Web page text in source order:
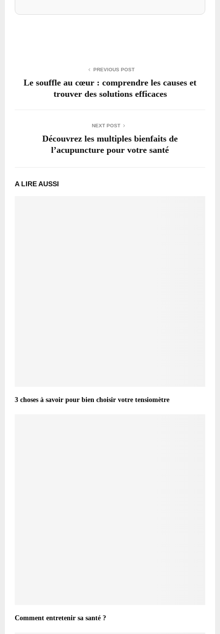
PREVIOUS POST
Le souffle au cœur : comprendre les causes et
trouver des solutions efficaces
NEXT POST
Découvrez les multiples bienfaits de
l’acupuncture pour votre santé
A LIRE AUSSI
3 choses à savoir pour bien choisir votre tensiomètre
Comment entretenir sa santé ?